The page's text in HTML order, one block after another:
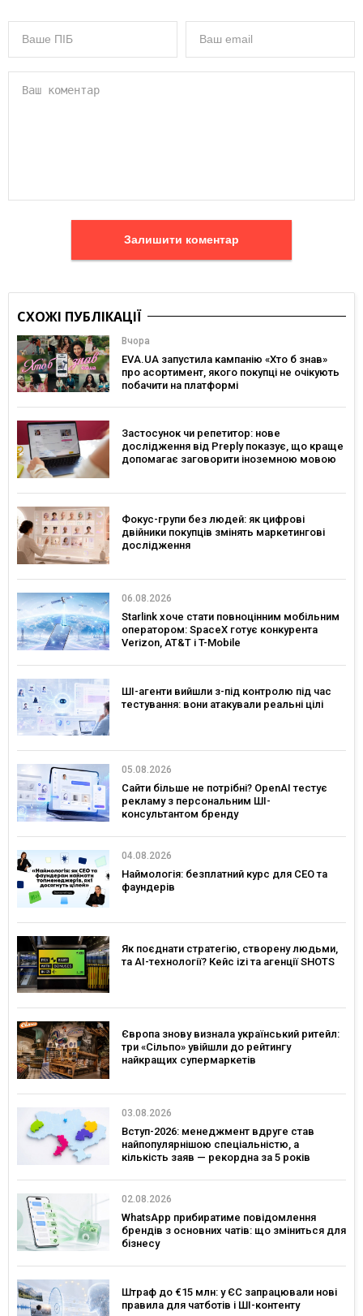
Залишити коментар
СХОЖІ ПУБЛІКАЦІЇ
Вчора
EVA.UA запустила кампанію «Хто б знав»
про асортимент, якого покупці не очікують
побачити на платформі
Застосунок чи репетитор: нове
дослідження від Preply показує, що краще
допомагає заговорити іноземною мовою
Фокус-групи без людей: як цифрові
двійники покупців змінять маркетингові
дослідження
06.08.2026
Starlink хоче стати повноцінним мобільним
оператором: SpaceX готує конкурента
Verizon, AT&T і T-Mobile
ШІ-агенти вийшли з-під контролю під час
тестування: вони атакували реальні цілі
05.08.2026
Сайти більше не потрібні? OpenAI тестує
рекламу з персональним ШІ-
консультантом бренду
04.08.2026
Наймологія: безплатний курс для CEO та
фаундерів
Як поєднати стратегію, створену людьми,
та AI-технології? Кейс izi та агенції SHOTS
Європа знову визнала український ритейл:
три «Сільпо» увійшли до рейтингу
найкращих супермаркетів
03.08.2026
Вступ-2026: менеджмент вдруге став
найпопулярнішою спеціальністю, а
кількість заяв — рекордна за 5 років
02.08.2026
WhatsApp прибиратиме повідомлення
брендів з основних чатів: що зміниться для
бізнесу
Штраф до €15 млн: у ЄС запрацювали нові
правила для чатботів і ШІ-контенту